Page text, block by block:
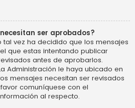
ser aprobados?
tal vez ha decidido que los mensajes
que estas intentando publicar
antes de aprobarlos.
Administración le haya ubicado en
mensajes necesitan ser revisados
comuníquese con el
al respecto.